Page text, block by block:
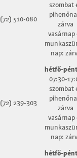
(72) 510-080
szombat
zárva
vasárnap
nap:
(72) 239-303
hétfő-
07:30-
szombat
zárva
vasárnap
nap:
hétfő-